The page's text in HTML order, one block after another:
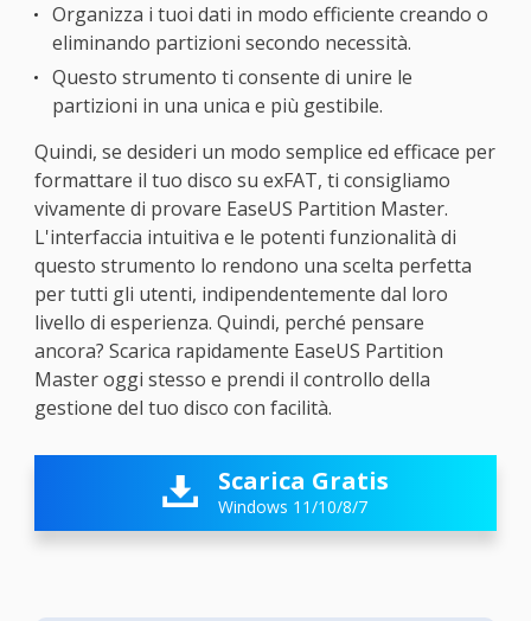
Organizza i tuoi dati in modo efficiente creando o
eliminando partizioni secondo necessità.
Questo strumento ti consente di unire le
partizioni in una unica e più gestibile.
Quindi, se desideri un modo semplice ed efficace per
formattare il tuo disco su exFAT, ti consigliamo
vivamente di provare EaseUS Partition Master.
L'interfaccia intuitiva e le potenti funzionalità di
questo strumento lo rendono una scelta perfetta
per tutti gli utenti, indipendentemente dal loro
livello di esperienza. Quindi, perché pensare
ancora? Scarica rapidamente EaseUS Partition
Master oggi stesso e prendi il controllo della
gestione del tuo disco con facilità.
 Scarica Gratis
Windows 11/10/8/7